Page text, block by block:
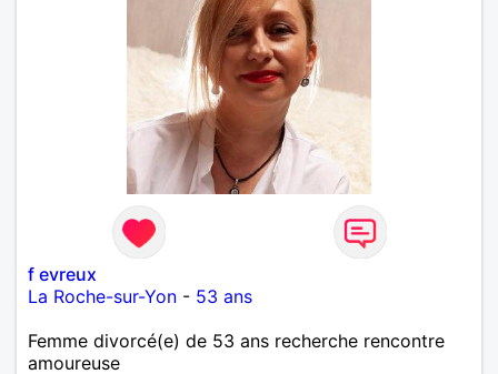
f evreux
La Roche-sur-Yon - 53 ans
Femme divorcé(e) de 53 ans recherche rencontre
amoureuse